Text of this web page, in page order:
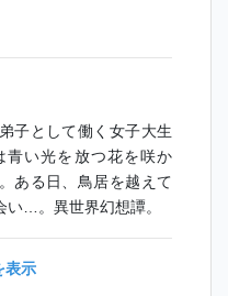
子として働く女子大生
青い光を放つ花を咲か
ある日、鳥居を越えて
い…。異世界幻想譚。
表示